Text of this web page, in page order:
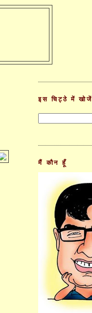
इस चिट्ठे में खोजें
मैं कौन हूँ